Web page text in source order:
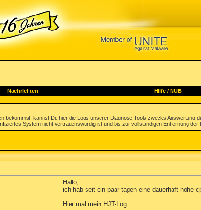
Nachrichten Hilfe/ NUB
bekommst, kannst Du hier die Logs unserer Diagnose Tools zwecks
System nicht vertrauenswürdig ist und bis zur vollständigen Entfernung der
Hallo,
ich hab seit ein paar tagen eine dauerhaft hohe
Hier mal mein HJT-Log